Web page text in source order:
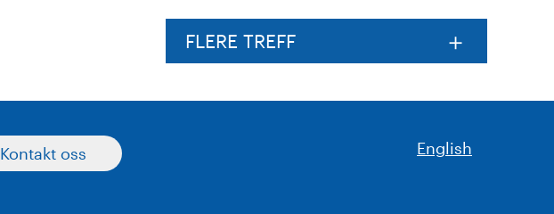
FLERE TREFF
Kontakt oss English